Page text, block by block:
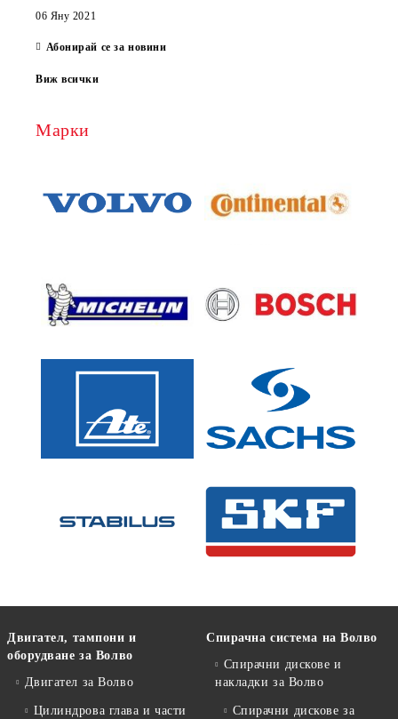
06 Яну 2021
Абонирай се за новини
Виж всички
Марки
Двигател, тампони и
оборудване за Волво
Двигател за Волво
Цилиндрова глава и части
Спирачна система на Волво
Спирачни дискове и
накладки за Волво
Спирачни дискове за